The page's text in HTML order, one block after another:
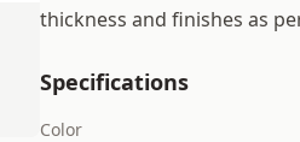
thickness and finishes as
Specifications
Color